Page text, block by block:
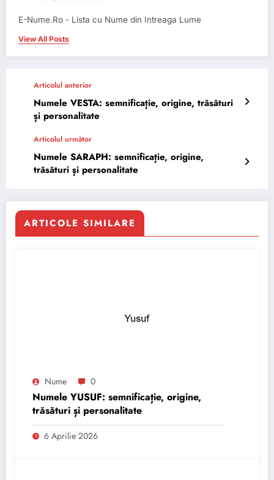
E-Nume.Ro - Lista cu Nume din Intreaga Lume
View All Posts
Articolul anterior
Numele VESTA: semnificație, origine, trăsături
și personalitate
Articolul următor
Numele SARAPH: semnificație, origine,
trăsături și personalitate
ARTICOLE SIMILARE
Nume 0
Numele YUSUF: semnificație, origine,
trăsături și personalitate
6 Aprilie 2026